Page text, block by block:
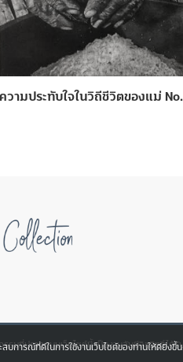
ความประทับใจในวิถีชีวิตของแม่
มที่ปรากฎบนเว็บไซต์นี้ เป็นงานอันมีลิขสิทธิ์ได้
บการณ์ที่ดีในการใช้งานเว็บไซต์ของท่านให้ดียิ่ง